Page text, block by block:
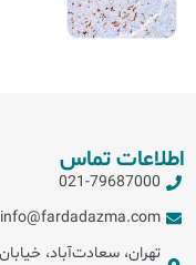
اطلاعات تماس
021-79687000
info@fardadazma.com